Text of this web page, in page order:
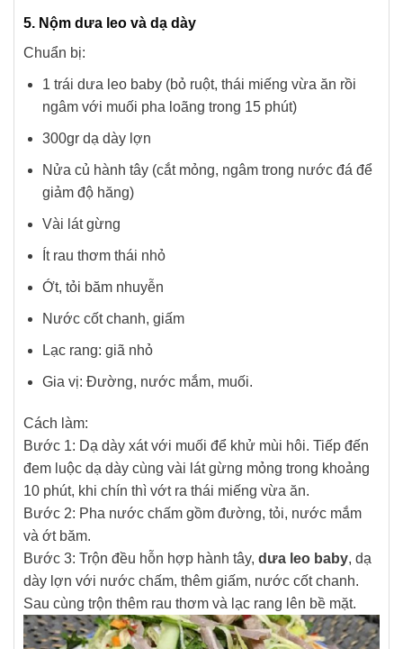
5. Nộm dưa leo và dạ dày
Chuẩn bị:
1 trái dưa leo baby (bỏ ruột, thái miếng vừa ăn rồi
ngâm với muối pha loãng trong 15 phút)
300gr dạ dày lợn
Nửa củ hành tây (cắt mỏng, ngâm trong nước đá để
giảm độ hăng)
Vài lát gừng
Ít rau thơm thái nhỏ
Ớt, tỏi băm nhuyễn
Nước cốt chanh, giấm
Lạc rang: giã nhỏ
Gia vị: Đường, nước mắm, muối.
Cách làm:
Bước 1: Dạ dày xát với muối để khử mùi hôi. Tiếp đến
đem luộc dạ dày cùng vài lát gừng mỏng trong khoảng
10 phút, khi chín thì vớt ra thái miếng vừa ăn.
Bước 2: Pha nước chấm gồm đường, tỏi, nước mắm
và ớt băm.
Bước 3: Trộn đều hỗn hợp hành tây, dưa leo baby, dạ
dày lợn với nước chấm, thêm giấm, nước cốt chanh.
Sau cùng trộn thêm rau thơm và lạc rang lên bề mặt.